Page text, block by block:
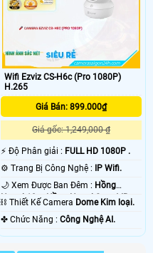
Wifi Ezviz CS-H6c (Pro 1080P)
H.265
Giá Bán: 899.000₫
Giá gốc: 1,249,000 ₫
️⚡ Độ Phân giải : FULL HD 1080P .
⚙ Trang Bị Công Nghệ : IP Wifi.
🌙 Xem Được Ban Đêm : Hồng
Ngoại 10m Hồng Ngoại Smart IR.
⛓ Thiết Kế Camera Dome Kim loại.
️✤ Chức Năng :Công Nghệ AI.